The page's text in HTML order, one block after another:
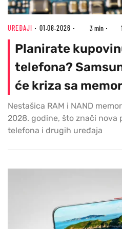
UREĐAJI 01.08.2026 3 min 1
Planirate
telefona?
će kriza sa
Nestašica RAM i NAND
2028. godine, što znači nova
telefona i drugih uređaja